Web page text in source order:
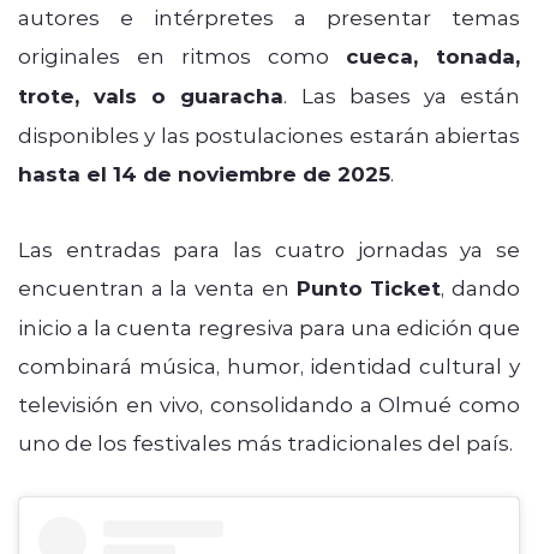
autores e intérpretes a presentar temas
originales en ritmos como cueca, tonada,
trote, vals o guaracha. Las bases ya están
disponibles y las postulaciones estarán abiertas
hasta el 14 de noviembre de 2025.
Las entradas para las cuatro jornadas ya se
encuentran a la venta en Punto Ticket, dando
inicio a la cuenta regresiva para una edición que
combinará música, humor, identidad cultural y
televisión en vivo, consolidando a Olmué como
uno de los festivales más tradicionales del país.